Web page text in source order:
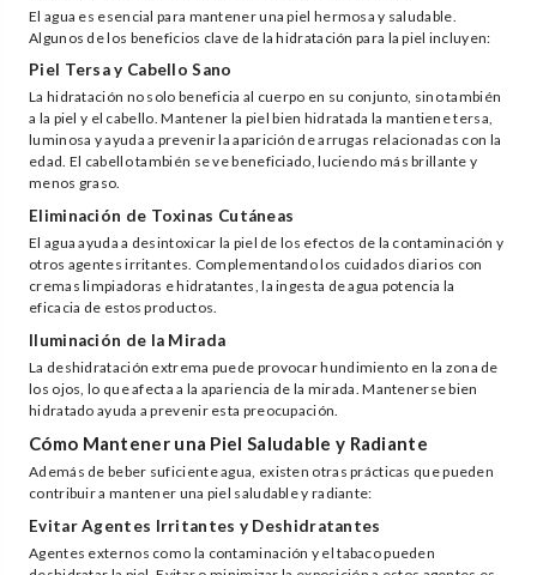
El agua es esencial para mantener una piel hermosa y saludable.
Algunos de los beneficios clave de la hidratación para la piel incluyen:
Piel Tersa y Cabello Sano
La hidratación no solo beneficia al cuerpo en su conjunto, sino también
a la piel y el cabello. Mantener la piel bien hidratada la mantiene tersa,
luminosa y ayuda a prevenir la aparición de arrugas relacionadas con la
edad. El cabello también se ve beneficiado, luciendo más brillante y
menos graso.
Eliminación de Toxinas Cutáneas
El agua ayuda a desintoxicar la piel de los efectos de la contaminación y
otros agentes irritantes. Complementando los cuidados diarios con
cremas limpiadoras e hidratantes, la ingesta de agua potencia la
eficacia de estos productos.
Iluminación de la Mirada
La deshidratación extrema puede provocar hundimiento en la zona de
los ojos, lo que afecta a la apariencia de la mirada. Mantenerse bien
hidratado ayuda a prevenir esta preocupación.
Cómo Mantener una Piel Saludable y Radiante
Además de beber suficiente agua, existen otras prácticas que pueden
contribuir a mantener una piel saludable y radiante:
Evitar Agentes Irritantes y Deshidratantes
Agentes externos como la contaminación y el tabaco pueden